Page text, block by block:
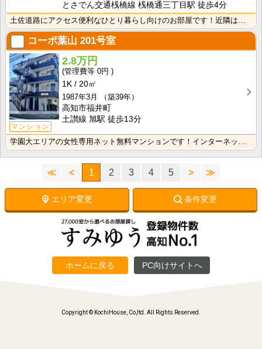
とさでん交通桟橋線 桟橋通三丁目駅 徒歩4分
土佐道路にアクセス便利なひとり暮らし向けのお部屋です！近隣はスーパーやコンビニの豊富な暮らしやすいエ･･･
コーポ葉山 201号室
マンション
2.8万円
0円
1K
20㎡
1987年3月
（築39年）
高知市福井町
土讃線 旭駅 徒歩13分
学園大エリアの女性専用ネット無料マンションです！インターネット月額接続使用無料なので、月々の生活費の･･･
≪ < 1 2 3 4 5 > ≫
エリア変更 条件変更
ホームに戻る PC向けサイトへ
Copyright © KochiHouse, Co,ltd. All Rights Reserved.